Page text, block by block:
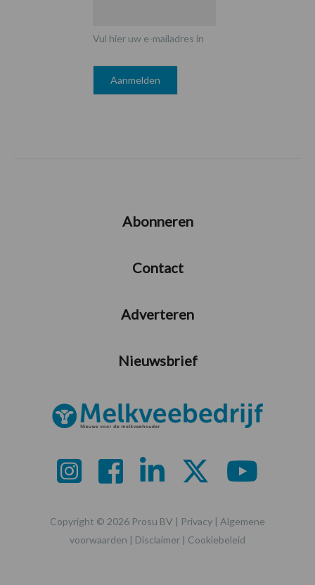
Vul hier uw e-mailadres in
Abonneren
Contact
Adverteren
Nieuwsbrief
Copyright © 2026 Prosu BV | Privacy | Algemene
voorwaarden | Disclaimer | Cookiebeleid